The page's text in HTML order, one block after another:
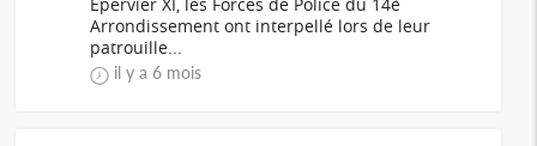
Arrondissement ont interpellé lors de leur
patrouille...
il y a 6 mois